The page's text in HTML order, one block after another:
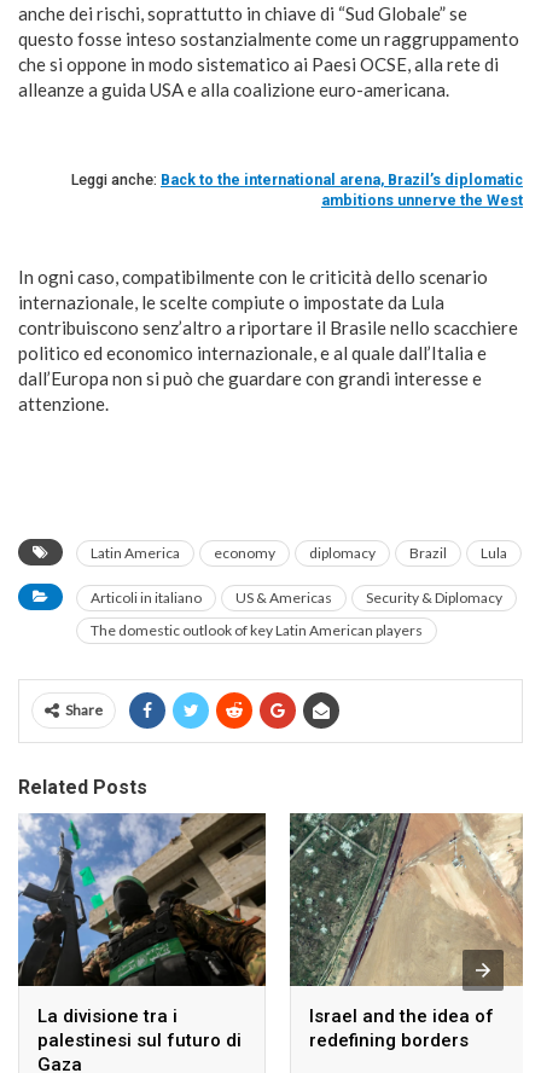
anche dei rischi, soprattutto in chiave di “Sud Globale” se
questo fosse inteso sostanzialmente come un raggruppamento
che si oppone in modo sistematico ai Paesi OCSE, alla rete di
alleanze a guida USA e alla coalizione euro-americana.
Leggi anche: Back to the international arena, Brazil’s diplomatic
ambitions unnerve the West
In ogni caso, compatibilmente con le criticità dello scenario
internazionale, le scelte compiute o impostate da Lula
contribuiscono senz’altro a riportare il Brasile nello scacchiere
politico ed economico internazionale, e al quale dall’Italia e
dall’Europa non si può che guardare con grandi interesse e
attenzione.
Latin America economy diplomacy Brazil Lula
Articoli in italiano US & Americas
Security & Diplomacy
The domestic outlook of key Latin American players
Share
Related Posts
La divisione tra i
palestinesi sul futuro di
Gaza
Israel and the idea of
redefining borders